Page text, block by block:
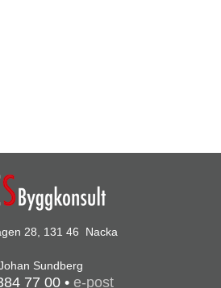
28, 131 46 Nacka
Sundberg
77 00 • e-post